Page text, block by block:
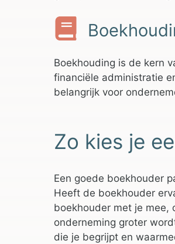
Boekhouding is de kern
financiële administratie
belangrijk voor
Zo kies je
Een goede boekhouder
Heeft de boekhouder
boekhouder met je mee,
onderneming groter
die je begrijpt en